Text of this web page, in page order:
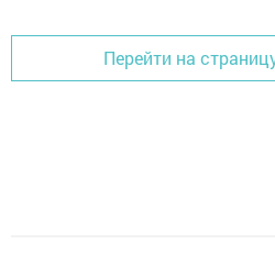
Перейти на